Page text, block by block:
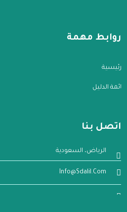
روابط مهمة
الرئيسية
قائمة الدليل
اتصل بنا
الرياض، السعودية
Info@sdalil.com